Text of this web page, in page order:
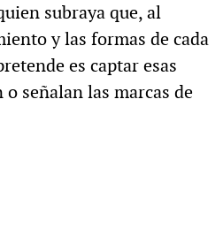
subraya que, al
y las formas de cada
es captar esas
señalan las marcas de